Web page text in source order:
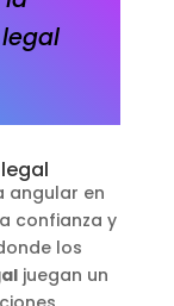
angular en
confianza y
los
juegan un